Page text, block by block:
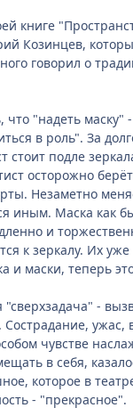
книге
Козинцев,
говорил о
"надеть маску"
в роль". За
стоит подле
осторожно
Незаметно
иным. Маска как
и
к зеркалу. Их
и маски, теперь
"сверхзадача" -
ужас,
чувстве
в себя,
которое в
- "прекрасное".